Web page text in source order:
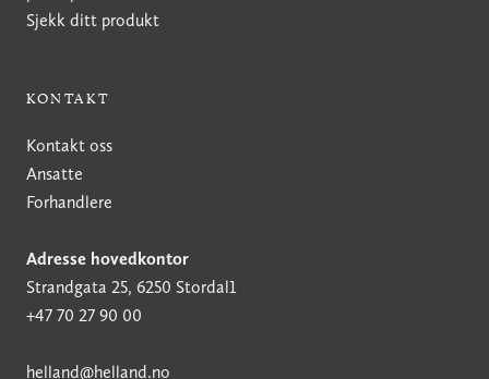
Sjekk ditt produkt
KONTAKT
Kontakt oss
Ansatte
Forhandlere
Adresse hovedkontor
Strandgata 25, 6250 Stordal1
+47 70 27 90 00
helland@helland.no